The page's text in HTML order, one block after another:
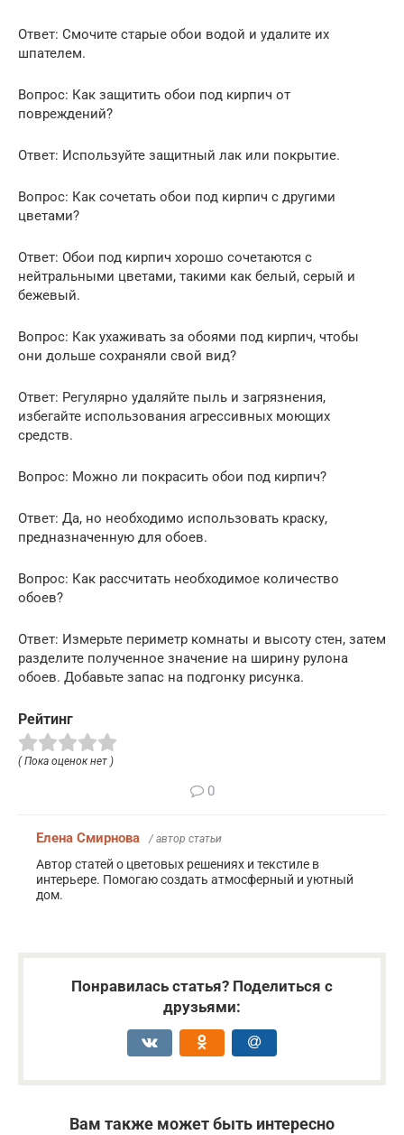
Ответ: Смочите старые обои водой и удалите их
шпателем.
Вопрос: Как защитить обои под кирпич от
повреждений?
Ответ: Используйте защитный лак или покрытие.
Вопрос: Как сочетать обои под кирпич с другими
цветами?
Ответ: Обои под кирпич хорошо сочетаются с
нейтральными цветами, такими как белый, серый и
бежевый.
Вопрос: Как ухаживать за обоями под кирпич, чтобы
они дольше сохраняли свой вид?
Ответ: Регулярно удаляйте пыль и загрязнения,
избегайте использования агрессивных моющих
средств.
Вопрос: Можно ли покрасить обои под кирпич?
Ответ: Да, но необходимо использовать краску,
предназначенную для обоев.
Вопрос: Как рассчитать необходимое количество
обоев?
Ответ: Измерьте периметр комнаты и высоту стен, затем
разделите полученное значение на ширину рулона
обоев. Добавьте запас на подгонку рисунка.
Рейтинг
( Пока оценок нет )
0
Елена Смирнова / автор статьи
Автор статей о цветовых решениях и текстиле в
интерьере. Помогаю создать атмосферный и уютный
дом.
Понравилась статья? Поделиться с
друзьями:
Вам также может быть интересно